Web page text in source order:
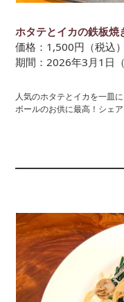
ホタテとイカの鉄板焼
価格：1,500円（税込）
期間：2026年3月1日
人気のホタテとイカを一皿
ボールのお供に最高！シェ